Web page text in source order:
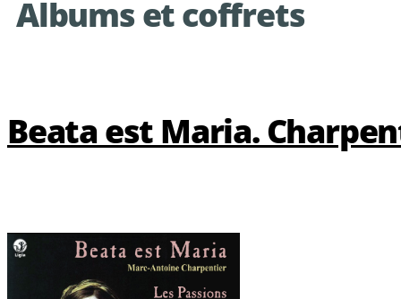
avec le choeur de
chambre Les Eléments
Albums et coffrets
Beata est Maria.